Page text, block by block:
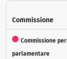
Commissione
Commissione
parlamentare